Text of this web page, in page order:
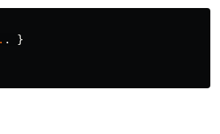
.
}